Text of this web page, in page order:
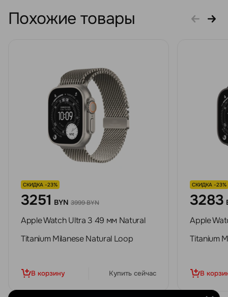
Похожие товары
СКИДКА -23%
3251 BYN 3999 BYN
Apple Watch Ultra 3 49 мм Natural
Titanium Milanese Natural Loop
В корзину Купить сейчас
СКИДКА -23%
3283
Apple
Titanium
В